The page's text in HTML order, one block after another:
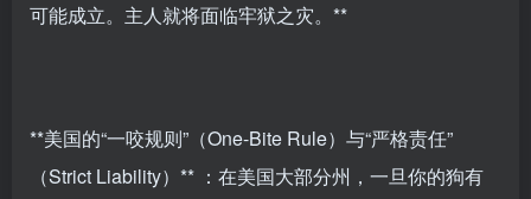
可能成立。主人就将面临牢狱之灾。**
**美国的“一咬规则”（One-Bite Rule）与“严格责任”
（Strict Liability）** ：在美国大部分州，一旦你的狗有